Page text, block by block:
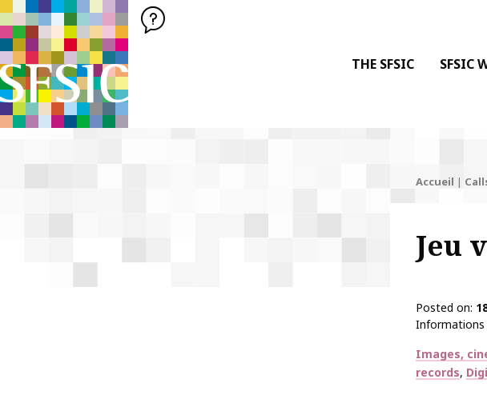
SFSIC SOCIÉTÉ FRANÇAISE DES SCIENCES DE L'INFORMATION & DE LA COMMUNICATION
Société Française des Sciences de l'Information & de
THE SFSIC SFSIC
Accueil |
Jeu
Posted on
Informations
Thématiques
Images,
records